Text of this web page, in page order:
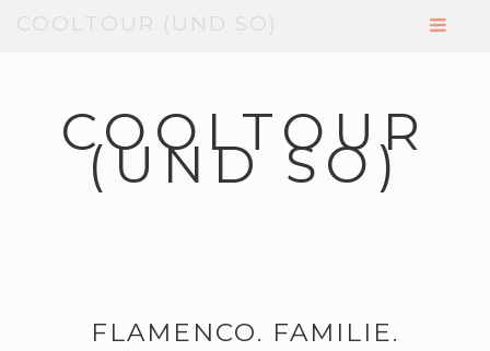
COOLTOUR (UND SO)
COOLTOUR
(UND SO)
FLAMENCO. FAMILIE.